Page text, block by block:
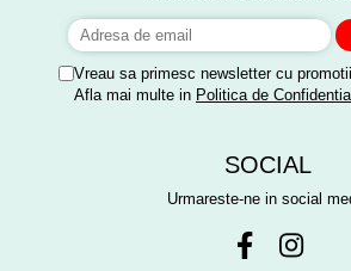
Vreau sa primesc newsletter cu
Afla mai multe in Politica de
SOCIAL
Urmareste-ne in social